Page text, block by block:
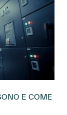
E COME